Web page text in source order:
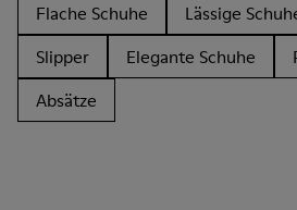
Flache Schuhe
Lässige
Slipper
Elegante Schuhe
Absätze